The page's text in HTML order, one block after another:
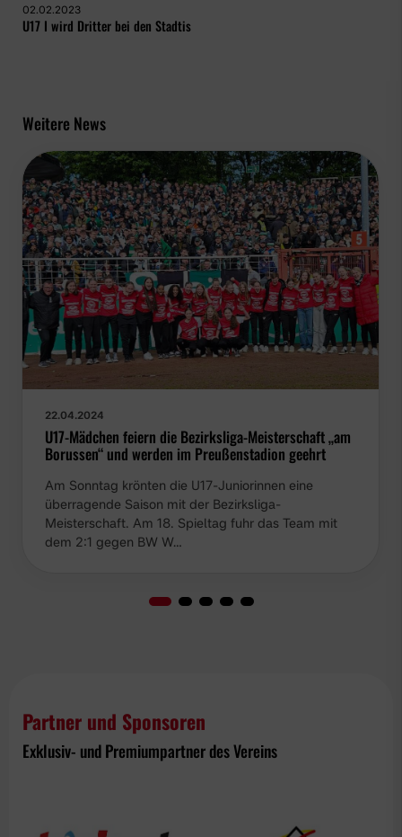
02.02.2023
U17 I wird Dritter bei den Stadtis
Weitere News
22.04.2024
U17-Mädchen feiern die Bezirksliga-Meisterschaft „am
Borussen“ und werden im Preußenstadion geehrt
Am Sonntag krönten die U17-Juniorinnen eine
überragende Saison mit der Bezirksliga-
Meisterschaft. Am 18. Spieltag fuhr das Team mit
dem 2:1 gegen BW W…
Partner und Sponsoren
Exklusiv- und Premiumpartner des Vereins